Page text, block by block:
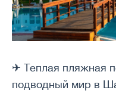
✈ Теплая пляжная
подводный мир в